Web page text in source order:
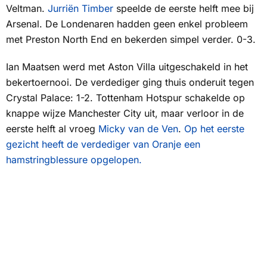
Veltman. Jurriën Timber speelde de eerste helft mee bij
Arsenal. De Londenaren hadden geen enkel probleem
met Preston North End en bekerden simpel verder. 0-3.
Ian Maatsen werd met Aston Villa uitgeschakeld in het
bekertoernooi. De verdediger ging thuis onderuit tegen
Crystal Palace: 1-2. Tottenham Hotspur schakelde op
knappe wijze Manchester City uit, maar verloor in de
eerste helft al vroeg Micky van de Ven. Op het eerste
gezicht heeft de verdediger van Oranje een
hamstringblessure opgelopen.